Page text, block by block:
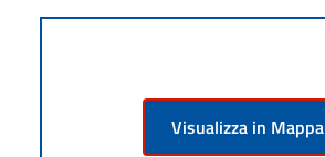
Visualizza in Mappa